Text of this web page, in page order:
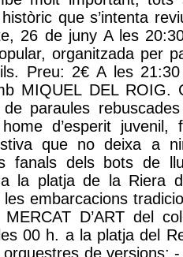
que s’intenta
26 de juny A les
organitzada per
Preu: 2€ A les
MIQUEL DEL ROIG.
paraules
d’esperit juvenil,
que no deixa a
fanals dels bots de
la platja de la Riera
les embarcacions
D’ART del
00 h. a la platja del
de versions: